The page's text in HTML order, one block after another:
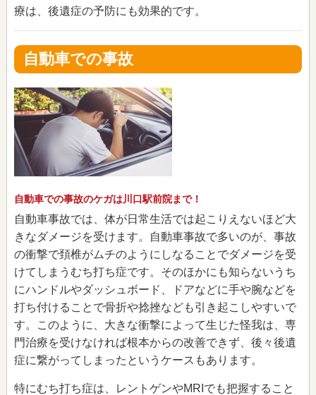
療は、後遺症の予防にも効果的です。
自動車での事故
自動車での事故のケガは川口駅前院まで！
自動車事故では、体が日常生活では起こりえないほど大
きなダメージを受けます。自動車事故で多いのが、事故
の衝撃で頚椎がムチのようにしなることでダメージを受
けてしまうむち打ち症です。そのほかにも知らないうち
にハンドルやダッシュボード、ドアなどに手や腕などを
打ち付けることで骨折や捻挫なども引き起こしやすいで
す。このように、大きな衝撃によって生じた怪我は、専
門治療を受けなければ根本からの改善できず、後々後遺
症に繋がってしまったというケースもあります。
特にむち打ち症は、レントゲンやMRIでも把握すること